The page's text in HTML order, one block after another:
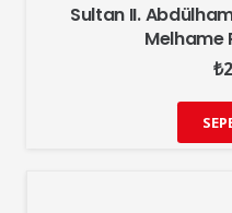
Sultan II.
Melhame
₺